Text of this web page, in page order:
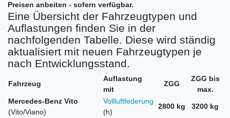
Preisen anbeiten - sofern verfügbar.
Eine Übersicht der Fahrzeugtypen und
Auflastungen finden Sie in der
nachfolgenden Tabelle. Diese wird ständig
aktualisiert mit neuen Fahrzeugtypen je
nach Entwicklungsstand.
Fahrzeug
Auflastung
mit
ZGG
ZGG bis
max.
Mercedes-Benz Vito
(Vito/Viano)
Vollluftfederung
(h)
2800 kg 3200 kg